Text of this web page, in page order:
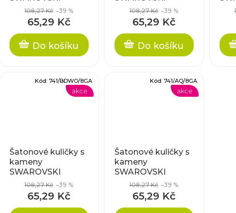
ELEMENTS, cca
8mm
108,27 Kč –39 %
65,29 Kč
Do košíku
ELEMENTS, cca
8mm
108,27 Kč –39 %
65,29 Kč
Do košíku
akce
Šatonové kuličky s
kameny
SWAROVSKI
ELEMENTS, cca
8mm
108,27 Kč –39 %
65,29 Kč
Kód: 741/BDWO/8GA
akce
Šatonové kuličky s
kameny
SWAROVSKI
ELEMENTS, cca
8mm
108,27 Kč –39 %
65,29 Kč
Kód: 741/AQ/8GA